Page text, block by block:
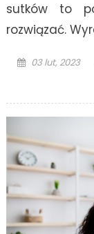
sutków to
rozwiązać.
Posted
03 lut, 2023